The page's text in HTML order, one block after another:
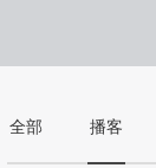
全部 播客